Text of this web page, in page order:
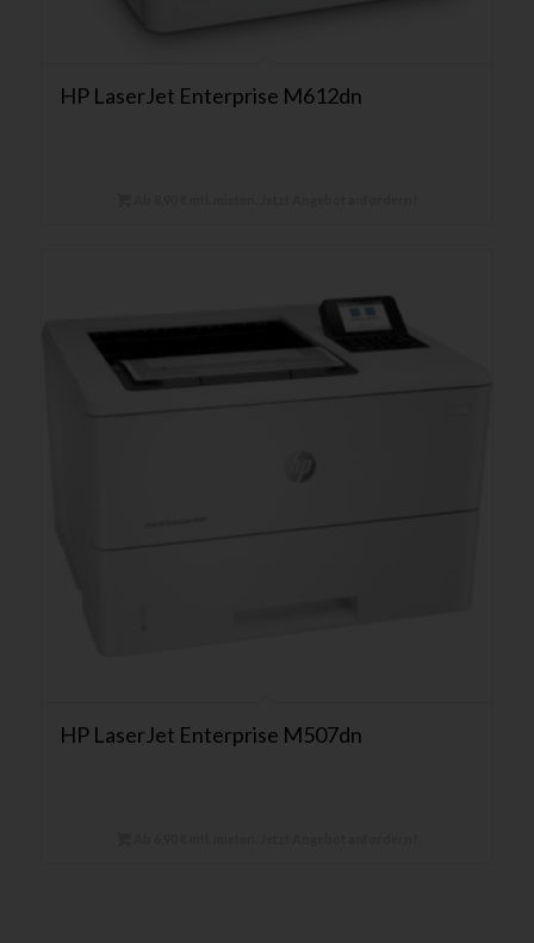
HP LaserJet Enterprise M612dn
HP LaserJet Enterprise M507dn